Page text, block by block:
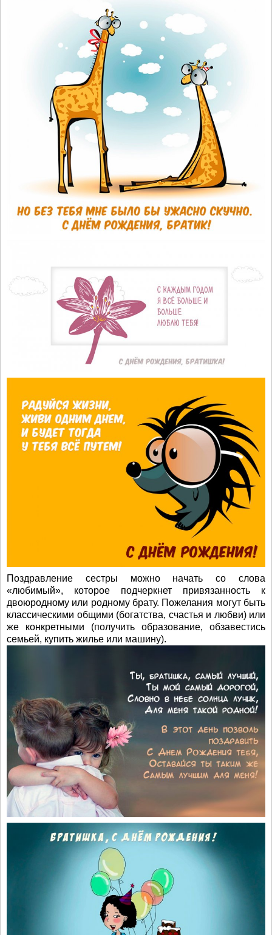
Поздравление сестры можно начать со слова
«любимый», которое подчеркнет привязанность к
двоюродному или родному брату. Пожелания могут быть
классическими общими (богатства, счастья и любви) или
же конкретными (получить образование, обзавестись
семьей, купить жилье или машину).